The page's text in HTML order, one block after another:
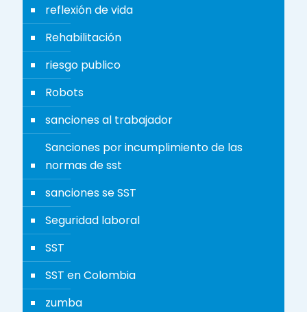
reflexión de vida
Rehabilitación
riesgo publico
Robots
sanciones al trabajador
Sanciones por incumplimiento de las
normas de sst
sanciones se SST
Seguridad laboral
SST
SST en Colombia
zumba